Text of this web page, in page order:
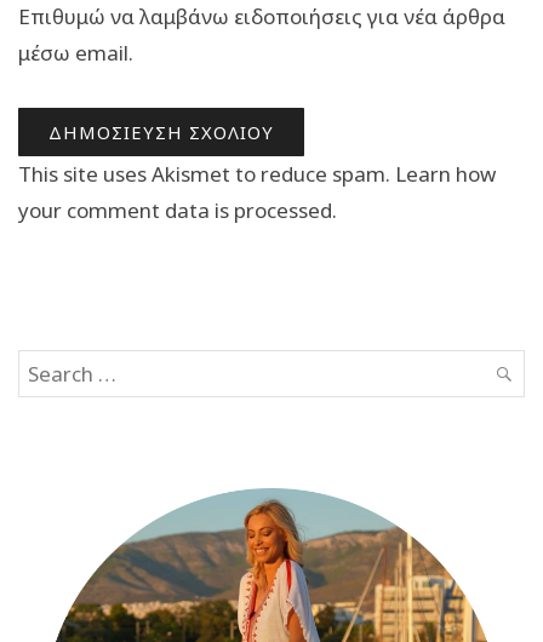
Επιθυμώ να λαμβάνω ειδοποιήσεις για νέα άρθρα
μέσω email.
This site uses Akismet to reduce spam. Learn how
your comment data is processed.
Search
for: